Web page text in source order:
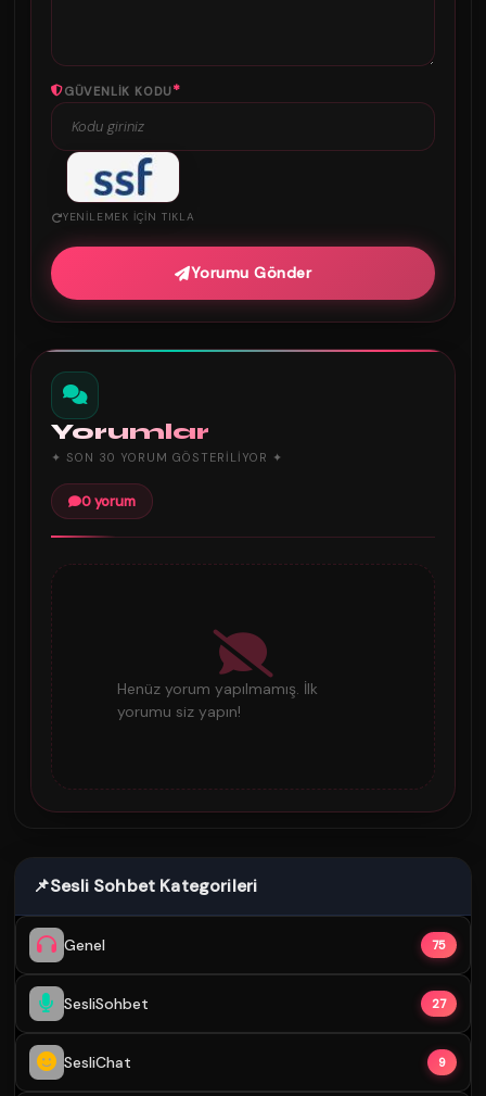
GÜVENLIK KODU*
YENILEMEK IÇIN TIKLA
Yorumu Gönder
Yorumlar
✦ SON 30 YORUM GÖSTERILIYOR ✦
0 yorum
Henüz yorum yapılmamış. İlk
yorumu siz yapın!
📌Sesli Sohbet Kategorileri
Genel 75
SesliSohbet 27
SesliChat 9